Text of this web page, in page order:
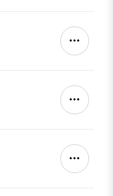
Autres
Autres
Autres